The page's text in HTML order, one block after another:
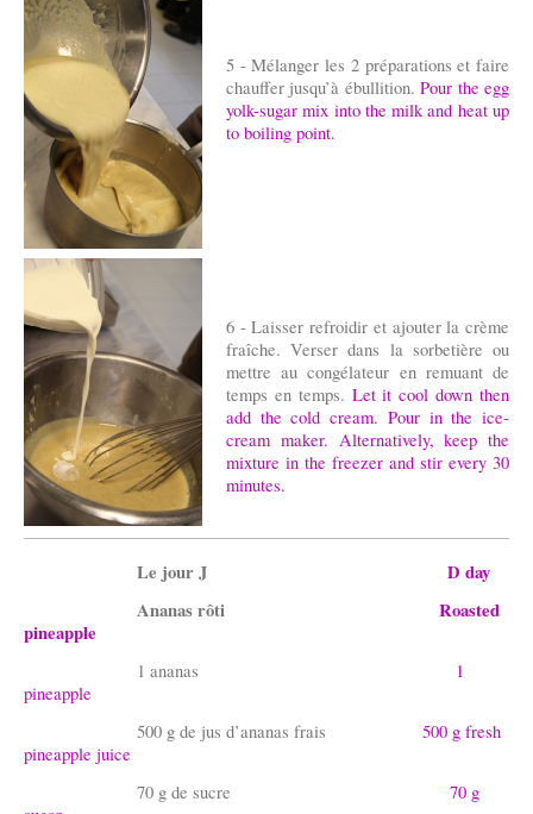
5 - Mélanger les 2 préparations et faire
chauffer jusqu’à ébullition.Pour the egg
yolk-sugar mix into the milk and heat up
to boiling point.
6 - Laisser refroidir et ajouter la crème
fraîche. Verser dans la sorbetière ou
mettre au congélateur en remuant de
temps en temps. Let it cool down then
add the cold cream. Pour in the ice-
cream maker. Alternatively, keep the
mixture in the freezer and stir every 30
minutes.
Le jour J D day
Ananas rôti
Roasted
pineapple
1 ananas
1
pineapple
500 g de jus d’ananas frais 500 g fresh
pineapple juice
70 g de sucre 70 g